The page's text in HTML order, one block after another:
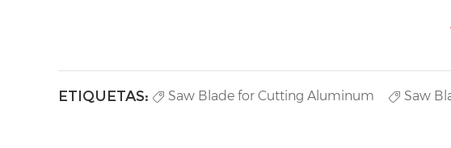
ETIQUETAS: Saw Blade for Cutting Aluminum Saw